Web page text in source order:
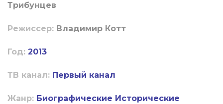
Трибунцев
Режиссер: Владимир Котт
Год: 2013
ТВ канал: Первый канал
Жанр: Биографические Исторические